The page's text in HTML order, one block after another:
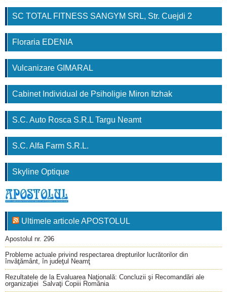
SC TOTAL FITNESS SANGYM SRL, Str. Cuejdi 2
Floraria EDENIA
Vulcanizare GIMARAL
Cabinet Individual de Psiholigie Miron Itzhak
S.C. Auto Rosca S.R.L Targu Neamt
S.C. Alfa Farm S.R.L.
Skyline Optique
Ultimele articole APOSTOLUL
Apostolul nr. 296
Probleme actuale privind respectarea drepturilor lucrătorilor din
învăţământ, în judeţul Neamţ
Rezultatele de la Evaluarea Naţională: Concluzii şi Recomandări ale
organizaţiei Salvaţi Copiii România